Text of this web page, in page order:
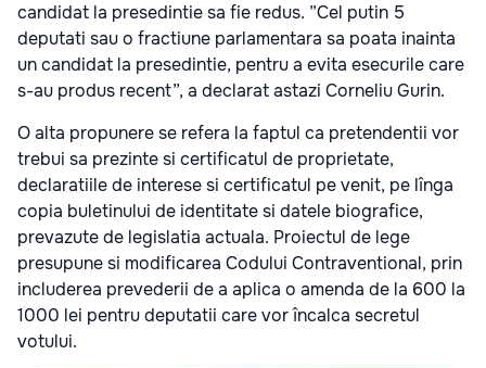
candidat la presedintie sa fie redus. ”Cel putin 5
deputati sau o fractiune parlamentara sa poata inainta
un candidat la presedintie, pentru a evita esecurile care
s-au produs recent”, a declarat astazi Corneliu Gurin.
O alta propunere se refera la faptul ca pretendentii vor
trebui sa prezinte si certificatul de proprietate,
declaratiile de interese si certificatul pe venit, pe lînga
copia buletinului de identitate si datele biografice,
prevazute de legislatia actuala. Proiectul de lege
presupune si modificarea Codului Contraventional, prin
includerea prevederii de a aplica o amenda de la 600 la
1000 lei pentru deputatii care vor încalca secretul
votului.